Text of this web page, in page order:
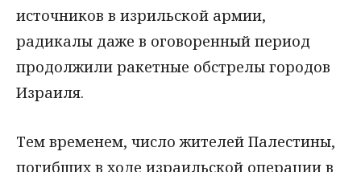
источников в изрильской армии,
радикалы даже в оговоренный период
продолжили ракетные обстрелы городов
Израиля.
Тем временем, число жителей Палестины,
погибших в ходе израильской операции в